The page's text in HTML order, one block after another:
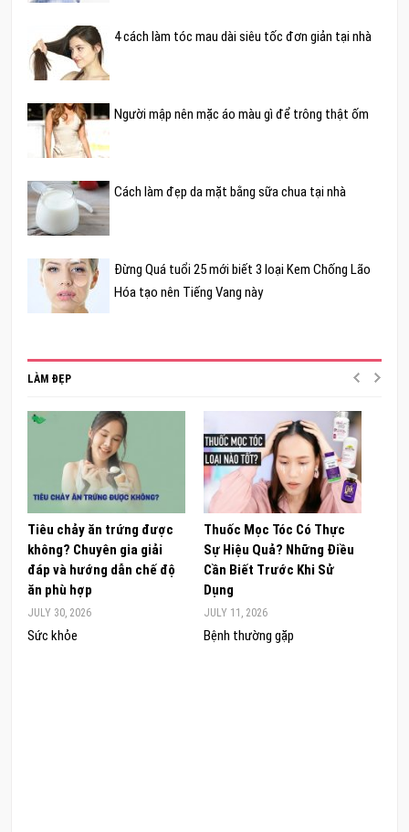
4 cách làm tóc mau dài siêu tốc đơn giản tại nhà
Người mập nên mặc áo màu gì để trông thật ốm
Cách làm đẹp da mặt bằng sữa chua tại nhà
Đừng Quá tuổi 25 mới biết 3 loại Kem Chống Lão
Hóa tạo nên Tiếng Vang này
LÀM ĐẸP
Tiêu chảy ăn trứng được
không? Chuyên gia giải
đáp và hướng dẫn chế độ
ăn phù hợp
JULY 30, 2026
Sức khỏe
Thuốc Mọc Tóc Có Thực
Sự Hiệu Quả? Những Điều
Cần Biết Trước Khi Sử
Dụng
JULY 11, 2026
Bệnh thường gặp